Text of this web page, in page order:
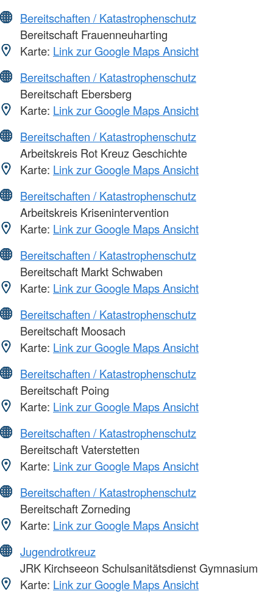
Bereitschaften / Katastrophenschutz
Bereitschaft Frauenneuharting
Karte: Link zur Google Maps Ansicht
Bereitschaften / Katastrophenschutz
Bereitschaft Ebersberg
Karte: Link zur Google Maps Ansicht
Bereitschaften / Katastrophenschutz
Arbeitskreis Rot Kreuz Geschichte
Karte: Link zur Google Maps Ansicht
Bereitschaften / Katastrophenschutz
Arbeitskreis Krisenintervention
Karte: Link zur Google Maps Ansicht
Bereitschaften / Katastrophenschutz
Bereitschaft Markt Schwaben
Karte: Link zur Google Maps Ansicht
Bereitschaften / Katastrophenschutz
Bereitschaft Moosach
Karte: Link zur Google Maps Ansicht
Bereitschaften / Katastrophenschutz
Bereitschaft Poing
Karte: Link zur Google Maps Ansicht
Bereitschaften / Katastrophenschutz
Bereitschaft Vaterstetten
Karte: Link zur Google Maps Ansicht
Bereitschaften / Katastrophenschutz
Bereitschaft Zorneding
Karte: Link zur Google Maps Ansicht
Jugendrotkreuz
JRK Kirchseeon Schulsanitätsdienst Gymnasium
Karte: Link zur Google Maps Ansicht